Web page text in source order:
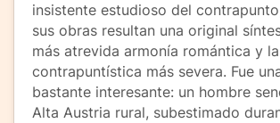
insistente estudioso del
sus obras resultan una original
más atrevida armonía romántica y
contrapuntística más severa. Fue
bastante interesante: un hombre
Alta Austria rural, subestimado